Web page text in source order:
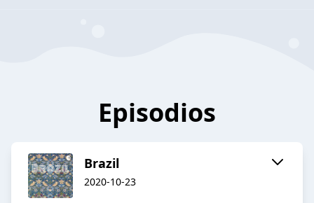
Episodios
Brazil
2020-10-23